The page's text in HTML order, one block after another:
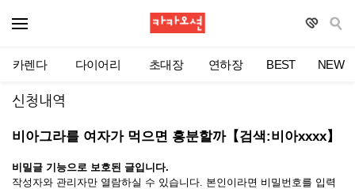
카렌다 다이어리 초대장 연하장 BEST NEW
신청내역
비아그라를 여자가 먹으면 흥분할까【검색:비아xxxx】
비밀글 기능으로 보호된 글입니다.
작성자와 관리자만 열람하실 수 있습니다. 본인이라면 비밀번호를 입력